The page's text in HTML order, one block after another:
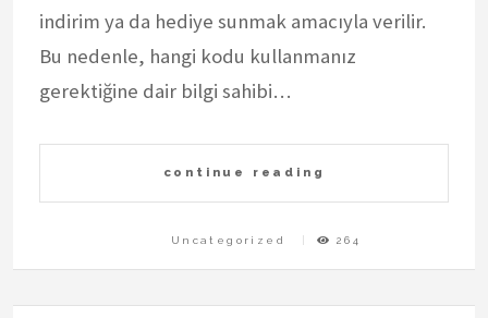
indirim ya da hediye sunmak amacıyla verilir.
Bu nedenle, hangi kodu kullanmanız
gerektiğine dair bilgi sahibi…
continue reading
Uncategorized 264